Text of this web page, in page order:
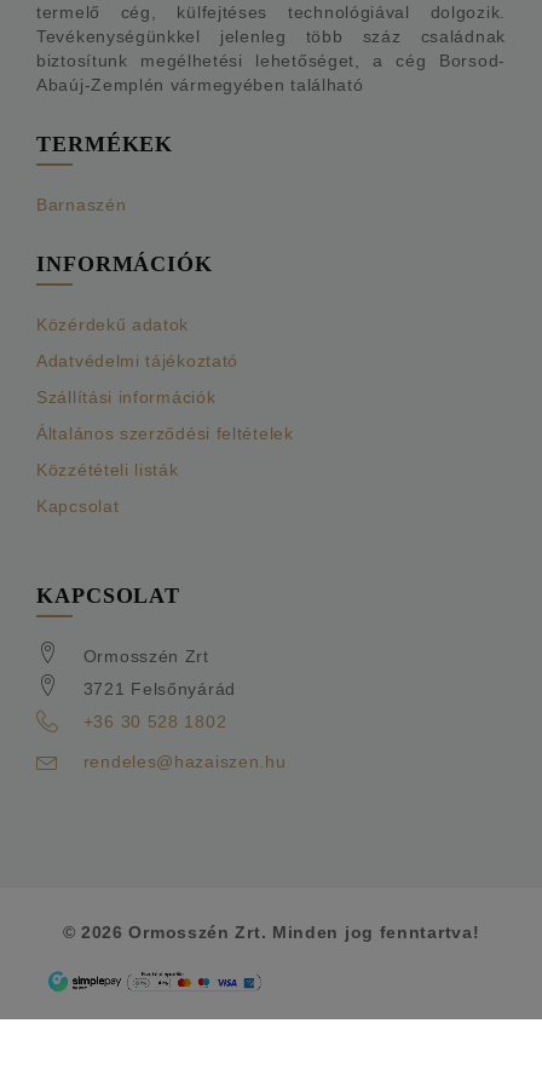
termelő cég, külfejtéses technológiával dolgozik.
Tevékenységünkkel jelenleg több száz családnak
biztosítunk megélhetési lehetőséget, a cég Borsod-
Abaúj-Zemplén vármegyében található
TERMÉKEK
Barnaszén
INFORMÁCIÓK
Közérdekű adatok
Adatvédelmi tájékoztató
Szállítási információk
Általános szerződési feltételek
Közzétételi listák
Kapcsolat
KAPCSOLAT
Ormosszén Zrt
3721 Felsőnyárád
+36 30 528 1802
rendeles@hazaiszen.hu
© 2026 Ormosszén Zrt. Minden jog fenntartva!